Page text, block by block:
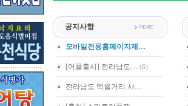
공지사항
모바일전용홈페이지제…
[어플출시] 전라남도… (6)
전라남도 먹을거리 사…